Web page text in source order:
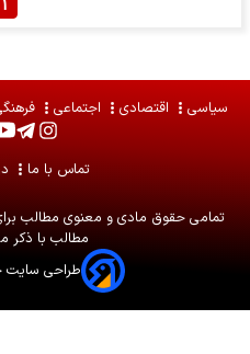
۱
سیاسی اقتصادی اجتماعی
تماس با ما
تمامی حقوق مادی و معنوی مطالب
مطالب با ذکر
طراحی سایت